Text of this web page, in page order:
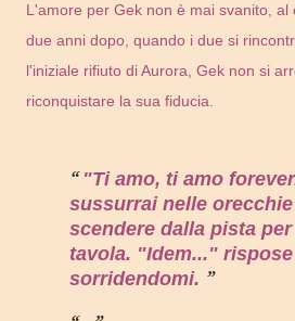
L'amore per Gek non è mai svanito, al
due anni dopo, quando i due si
l'iniziale rifiuto di Aurora, Gek non si
riconquistare la sua fiducia.
"Ti amo, ti amo
sussurrai nelle
scendere dalla pista
tavola. "Idem..."
sorridendomi.